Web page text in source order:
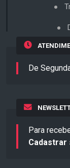
De
Para
Cadastrar